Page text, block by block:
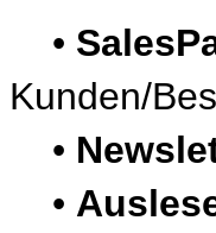
•
Kunden/
•
•